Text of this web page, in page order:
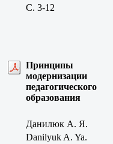
C. 3-12
Принципы
модернизации
педагогического
образования
Данилюк А. Я.
Danilyuk A. Ya.